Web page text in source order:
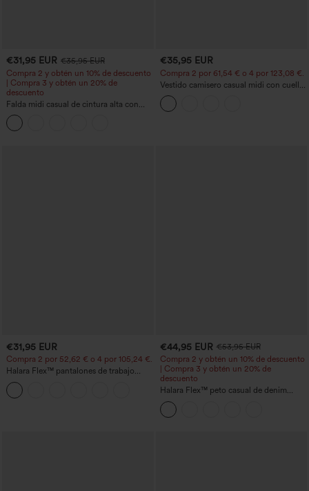
€31,95 EUR €35,95 EUR
Compra 2 y obtén un 10% de descuento
| Compra 3 y obtén un 20% de
descuento
Falda midi casual de cintura alta con
control abdominal, fruncida, bajo curvo,
2 en 1 en forro polar y PU
€35,95 EUR
Compra 2 por 61,54 € o 4 por 123,08 €.
Vestido camisero casual midi con cuello,
mangas casquillo, cinturón, dobladillo
curvo con abertura y bolsillos
€31,95 EUR
Compra 2 por 52,62 € o 4 por 105,24 €.
Halara Flex™ pantalones de trabajo
cortos de talle alto con bolsillos y
pernera cónica
€44,95 EUR €53,95 EUR
Compra 2 y obtén un 10% de descuento
| Compra 3 y obtén un 20% de
descuento
Halara Flex™ peto casual de denim
lavado con escote cuadrado y bolsillos